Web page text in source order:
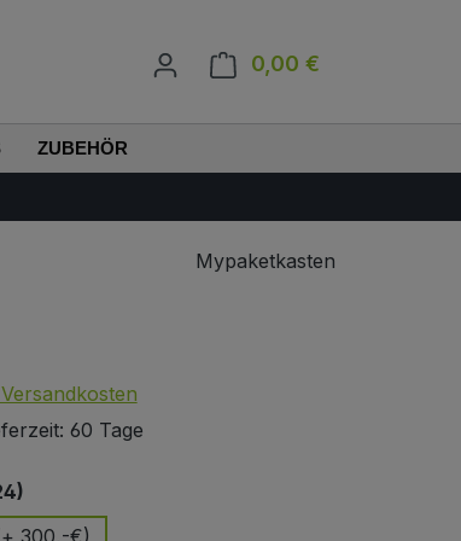
0,00 €
ZUBEHÖR
Mypaketkasten
60 Tage
auswählen